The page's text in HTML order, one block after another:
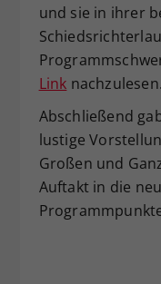
und sie in ihrer
Link nachzulesen.
Abschließend
lustige
Großen und
Auftakt in die